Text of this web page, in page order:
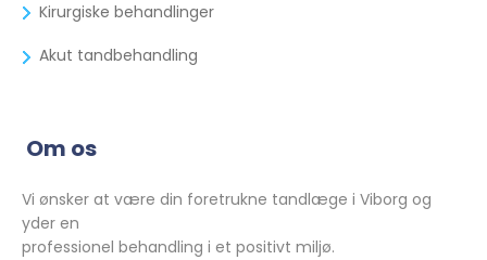
Kirurgiske behandlinger
Akut tandbehandling
Om os
Vi ønsker at være din foretrukne tandlæge i Viborg og
yder en
professionel behandling i et positivt miljø.